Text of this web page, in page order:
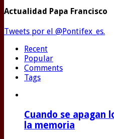
Actualidad Papa Francisco
Tweets por el @Pontifex_es.
Recent
Popular
Comments
Tags
Cuando se apagan
la memoria